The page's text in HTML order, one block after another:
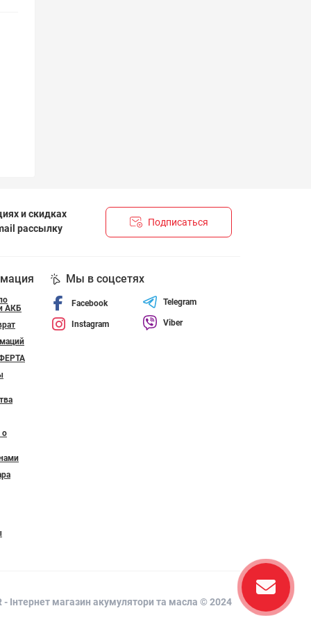
и скидках
рассылку
Подписаться
АКБ
о
Мы в соцсетях
Facebook
Instagram
Telegram
Viber
- Інтернет магазин акумулятори та масла © 2024